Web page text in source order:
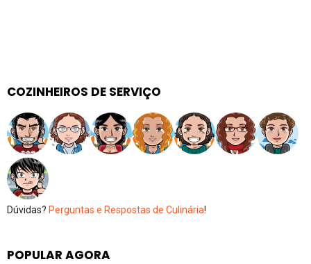
COZINHEIROS DE SERVIÇO
Dúvidas? Perguntas e Respostas de Culinária!
POPULAR AGORA